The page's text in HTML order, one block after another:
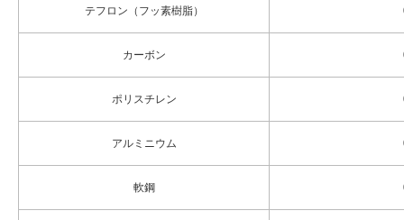
テフロン（フッ素樹脂）
カーボン
ポリスチレン
アルミニウム
軟鋼